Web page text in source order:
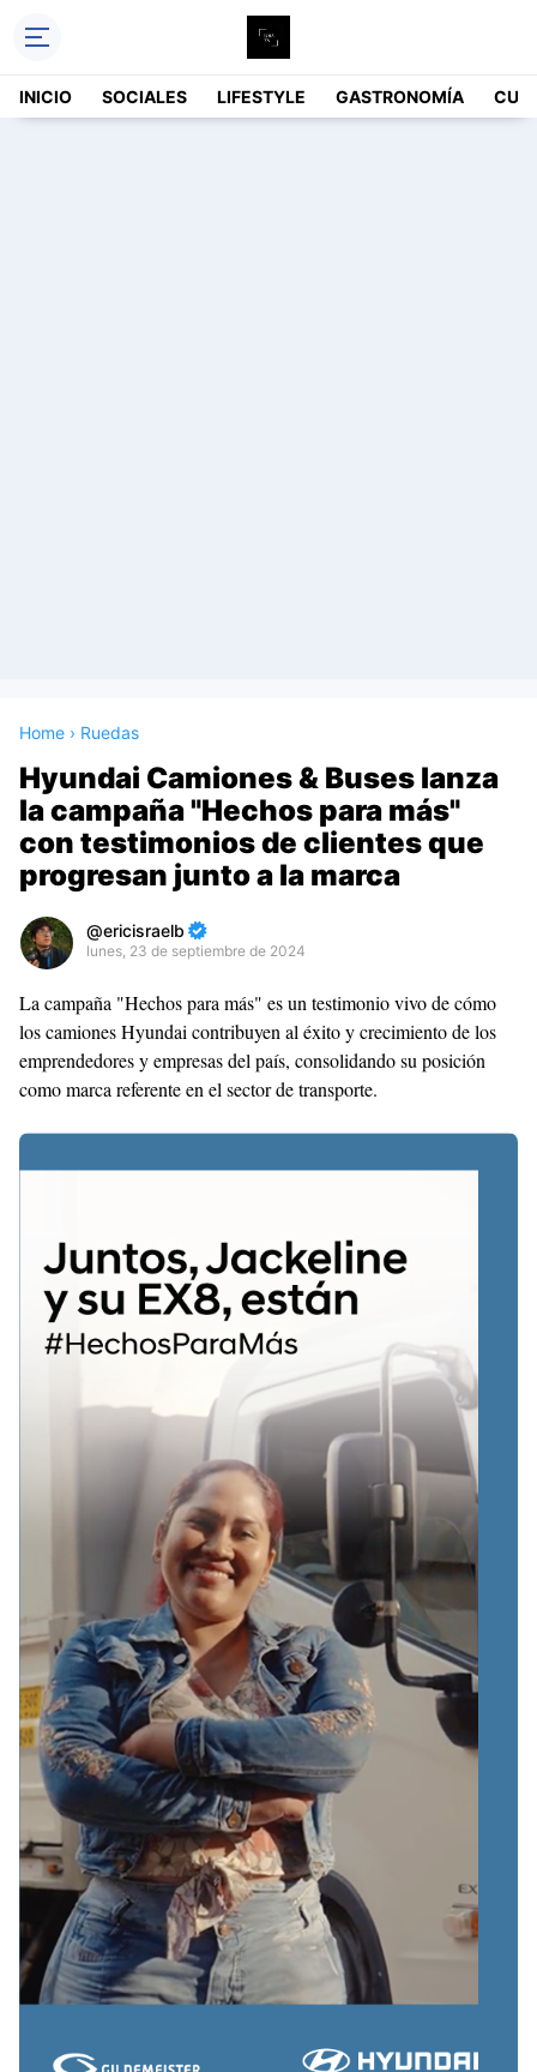
INICIO SOCIALES LIFESTYLE GASTRONOMÍA
Home › Ruedas
Hyundai Camiones & Buses lanza
la campaña "Hechos para más"
con testimonios de clientes que
progresan junto a la marca
ericisraelb
lunes, 23 de septiembre de 2024
Premium
By
Raushan
Design
With
Templates
La campaña "Hechos para más" es un testimonio vivo de cómo
los camiones Hyundai contribuyen al éxito y crecimiento de los
emprendedores y empresas del país, consolidando su posición
como marca referente en el sector de transporte.